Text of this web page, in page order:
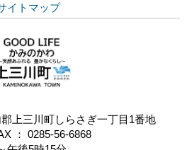
イトマップ
上三川町しらさぎ一丁目1番地
： 0285-56-6868